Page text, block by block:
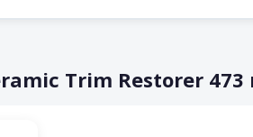
Trim Restorer 473